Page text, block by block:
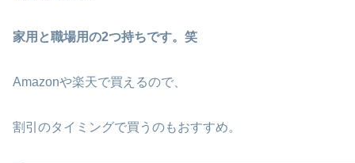
家用と職場用の2つ持ちです。笑
Amazonや楽天で買えるので、
割引のタイミングで買うのもおすすめ。